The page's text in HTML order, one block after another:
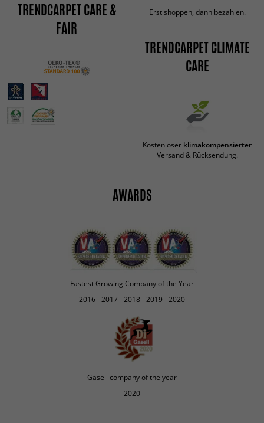
TRENDCARPET CARE &
FAIR
Erst shoppen, dann bezahlen.
TRENDCARPET CLIMATE
CARE
Kostenloser klimakompensierter
Versand & Rücksendung.
AWARDS
Fastest Growing Company of the Year
2016 - 2017 - 2018 - 2019 - 2020
Gasell company of the year
2020